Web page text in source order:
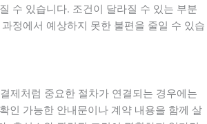
수 있습니다. 조건이 달라질 수 있는 부분
정에서 예상하지 못한 불편을 줄일 수 있습
제처럼 중요한 절차가 연결되는 경우에는
인 가능한 안내문이나 계약 내용을 함께 살